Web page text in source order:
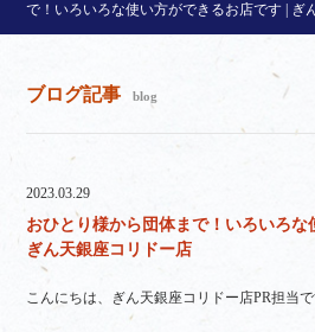
で！いろいろな使い方ができるお店です | ぎ
ブログ記事 blog
2023.03.29
おひとり様から団体まで！いろいろな
ぎん天銀座コリドー店
こんにちは、ぎん天銀座コリドー店PR担当で